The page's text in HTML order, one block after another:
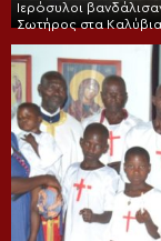
Ιερόσυλοι
Σωτήρος στα Καλύβια